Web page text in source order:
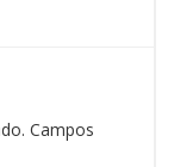
Campos